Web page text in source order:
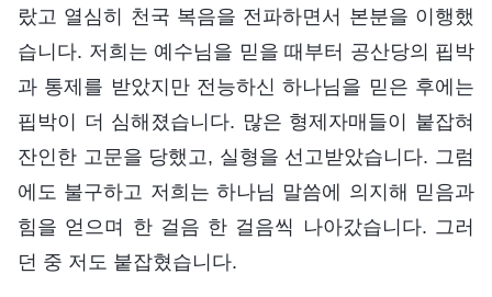
랐고 열심히 천국 복음을 전파하면서 본분을 이행했
습니다. 저희는 예수님을 믿을 때부터 공산당의 핍박
과 통제를 받았지만 전능하신 하나님을 믿은 후에는
핍박이 더 심해졌습니다. 많은 형제자매들이 붙잡혀
잔인한 고문을 당했고, 실형을 선고받았습니다. 그럼
에도 불구하고 저희는 하나님 말씀에 의지해 믿음과
힘을 얻으며 한 걸음 한 걸음씩 나아갔습니다. 그러
던 중 저도 붙잡혔습니다.